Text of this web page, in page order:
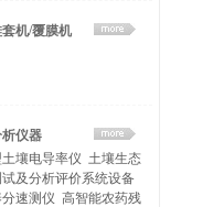
机/覆膜机
仪器
壤电导率仪 土壤生态
及分析评价系统设备
速测仪 高智能农药残